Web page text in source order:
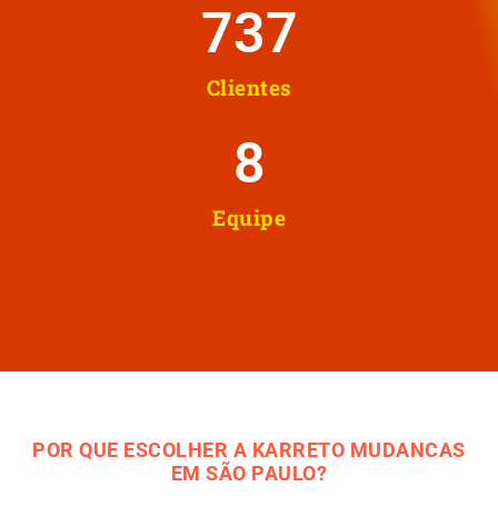
Clientes
737
Equipe
8
POR QUE ESCOLHER A KARRETO MUDANCAS
EM SÃO PAULO?